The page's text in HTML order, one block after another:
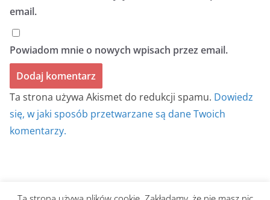
email.
Powiadom mnie o nowych wpisach przez email.
Ta strona używa Akismet do redukcji spamu. Dowiedz
się, w jaki sposób przetwarzane są dane Twoich
komentarzy.